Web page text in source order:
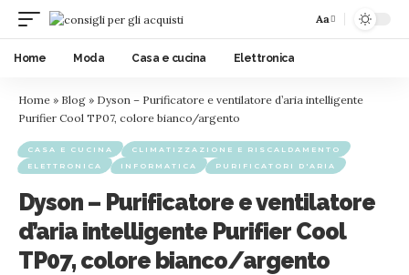
Aa
Home Moda Casa e cucina Elettronica
Home » Blog » Dyson – Purificatore e ventilatore d’aria intelligente
Purifier Cool TP07, colore bianco/argento
CASA E CUCINA
CLIMATIZZAZIONE E RISCALDAMENTO
ELETTRONICA
INFORMATICA PURIFICATORI D'ARIA
Dyson – Purificatore e ventilatore
d’aria intelligente Purifier Cool
TP07, colore bianco/argento